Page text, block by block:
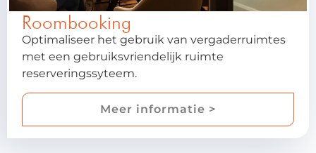
Roombooking
Optimaliseer het gebruik van vergaderruimtes
met een gebruiksvriendelijk ruimte
reserveringssyteem.
Meer informatie >